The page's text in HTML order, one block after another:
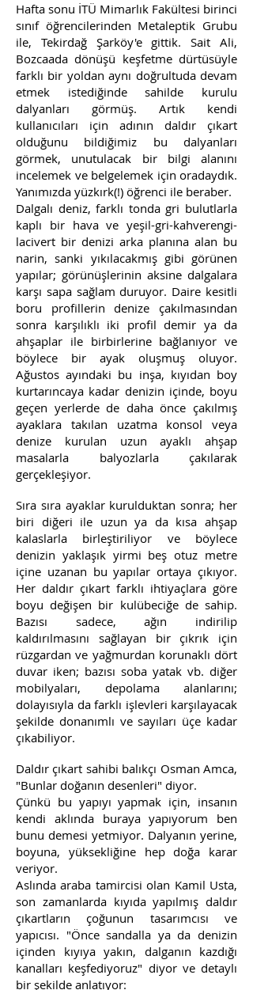
Hafta sonu İTÜ Mimarlık Fakültesi birinci
sınıf öğrencilerinden Metaleptik Grubu
ile, Tekirdağ Şarköy'e gittik. Sait Ali,
Bozcaada dönüşü keşfetme dürtüsüyle
farklı bir yoldan aynı doğrultuda devam
etmek istediğinde sahilde kurulu
dalyanları görmüş. Artık kendi
kullanıcıları için adının daldır çıkart
olduğunu bildiğimiz bu dalyanları
görmek, unutulacak bir bilgi alanını
incelemek ve belgelemek için oradaydık.
Yanımızda yüzkırk(!) öğrenci ile beraber.
Dalgalı deniz, farklı tonda gri bulutlarla
kaplı bir hava ve yeşil-gri-kahverengi-
lacivert bir denizi arka planına alan bu
narin, sanki yıkılacakmış gibi görünen
yapılar; görünüşlerinin aksine dalgalara
karşı sapa sağlam duruyor. Daire kesitli
boru profillerin denize çakılmasından
sonra karşılıklı iki profil demir ya da
ahşaplar ile birbirlerine bağlanıyor ve
böylece bir ayak oluşmuş oluyor.
Ağustos ayındaki bu inşa, kıyıdan boy
kurtarıncaya kadar denizin içinde, boyu
geçen yerlerde de daha önce çakılmış
ayaklara takılan uzatma konsol veya
denize kurulan uzun ayaklı ahşap
masalarla balyozlarla çakılarak
gerçekleşiyor.
Sıra sıra ayaklar kurulduktan sonra; her
biri diğeri ile uzun ya da kısa ahşap
kalaslarla birleştiriliyor ve böylece
denizin yaklaşık yirmi beş otuz metre
içine uzanan bu yapılar ortaya çıkıyor.
Her daldır çıkart farklı ihtiyaçlara göre
boyu değişen bir kulübeciğe de sahip.
Bazısı sadece, ağın indirilip
kaldırılmasını sağlayan bir çıkrık için
rüzgardan ve yağmurdan korunaklı dört
duvar iken; bazısı soba yatak vb. diğer
mobilyaları, depolama alanlarını;
dolayısıyla da farklı işlevleri karşılayacak
şekilde donanımlı ve sayıları üçe kadar
çıkabiliyor.
Daldır çıkart sahibi balıkçı Osman Amca,
"Bunlar doğanın desenleri" diyor.
Çünkü bu yapıyı yapmak için, insanın
kendi aklında buraya yapıyorum ben
bunu demesi yetmiyor. Dalyanın yerine,
boyuna, yüksekliğine hep doğa karar
veriyor.
Aslında araba tamircisi olan Kamil Usta,
son zamanlarda kıyıda yapılmış daldır
çıkartların çoğunun tasarımcısı ve
yapıcısı. "Önce sandalla ya da denizin
içinden kıyıya yakın, dalganın kazdığı
kanalları keşfediyoruz" diyor ve detaylı
bir şekilde anlatıyor: